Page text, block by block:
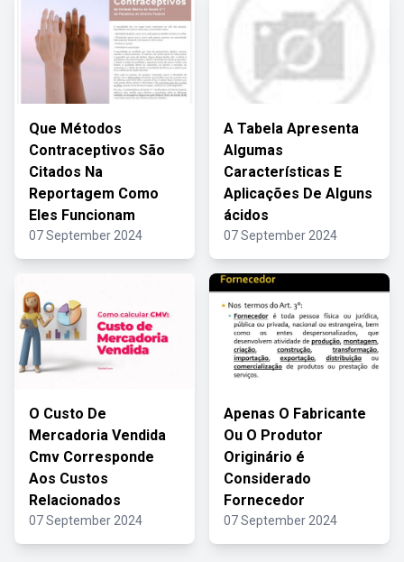
Que Métodos
Contraceptivos São
Citados Na
Reportagem Como
Eles Funcionam
07 September 2024
A Tabela Apresenta
Algumas
Características E
Aplicações De Alguns
ácidos
07 September 2024
O Custo De
Mercadoria Vendida
Cmv Corresponde
Aos Custos
Relacionados
07 September 2024
Apenas O Fabricante
Ou O Produtor
Originário é
Considerado
Fornecedor
07 September 2024